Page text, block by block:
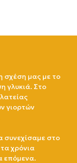
σχέση μας με το
γλυκιά. Στο
γιορτών
συνεχίσαμε στο
χρόνια
επόμενα.